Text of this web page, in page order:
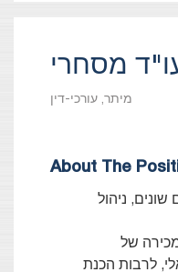
מסחרי
מיתר, עורכי-דין
About The
ניהול
של
לרבות הכנת